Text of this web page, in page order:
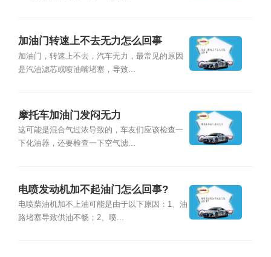
加油门转速上不去无力怎么回事
加油门，转速上不去，汽车无力，最常见的原因
是汽油滤芯或喷油嘴堵塞，导致...
摩托车加油门发闷无力
这可能是混合气过浓导致的，车友们应该检查一
下化油器，还要检查一下空气滤...
电喷发动机加不起油门怎么回事?
电喷柴油机加不上油可能是由于以下原因：1、油
路堵塞导致供油不畅；2、喷...